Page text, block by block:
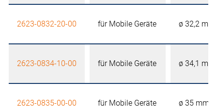
2623-0832-20-00 für Mobile Geräte ø 32,2 mm
2623-0834-10-00 für Mobile Geräte ø 34,1 mm
2623-0835-00-00 für Mobile Geräte ø 35 mm